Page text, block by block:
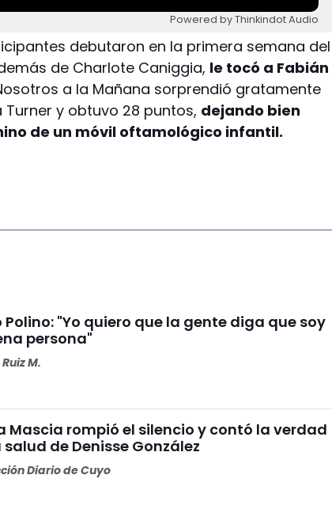
Powered by Thinkindot Audio
debutaron en la primera semana del
de Charlote Caniggia, le tocó a Fabián
a la Mañana sorprendió gratamente
Turner y obtuvo 28 puntos, dejando bien
de un móvil oftamológico infantil.
Polino: "Yo quiero que la gente diga que soy
persona"
M.
Mascia rompió el silencio y contó la verdad
salud de Denisse González
Diario de Cuyo